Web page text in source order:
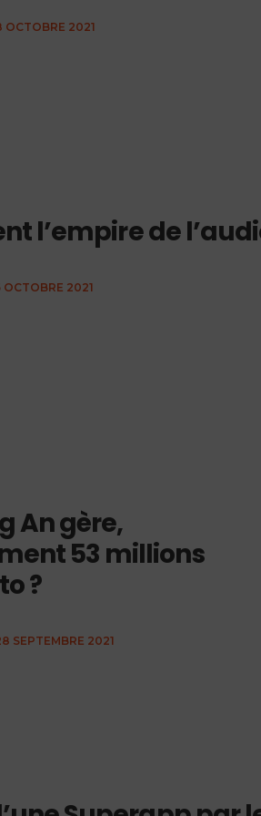
OCTOBRE 2021
l’empire de
OCTOBRE 2021
An gère,
53 millions
?
SEPTEMBRE 2021